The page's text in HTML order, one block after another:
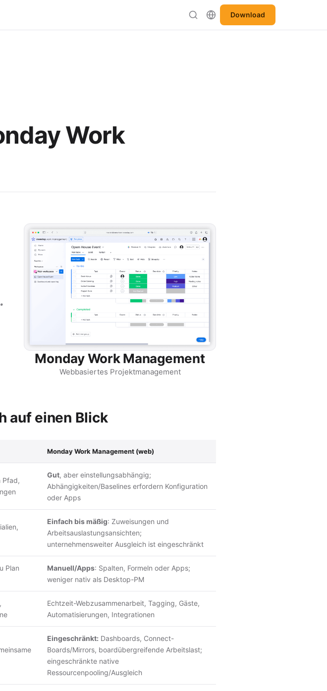
Download
Work
Monday Work Management
Webbasiertes Projektmanagement
auf einen Blick
Monday Work Management (web)
Pfad,
Gut, aber einstellungsabhängig;
Abhängigkeiten/Baselines erfordern Konfiguration
oder Apps
Einfach bis mäßig: Zuweisungen und
Arbeitsauslastungsansichten;
unternehmensweiter Ausgleich ist eingeschränkt
Plan
Manuell/Apps: Spalten, Formeln oder Apps;
weniger nativ als Desktop-PM
Echtzeit-Webzusammenarbeit, Tagging, Gäste,
Automatisierungen, Integrationen
Eingeschränkt: Dashboards, Connect-
Boards/Mirrors, boardübergreifende Arbeitslast;
eingeschränkte native
Ressourcenpooling/Ausgleich